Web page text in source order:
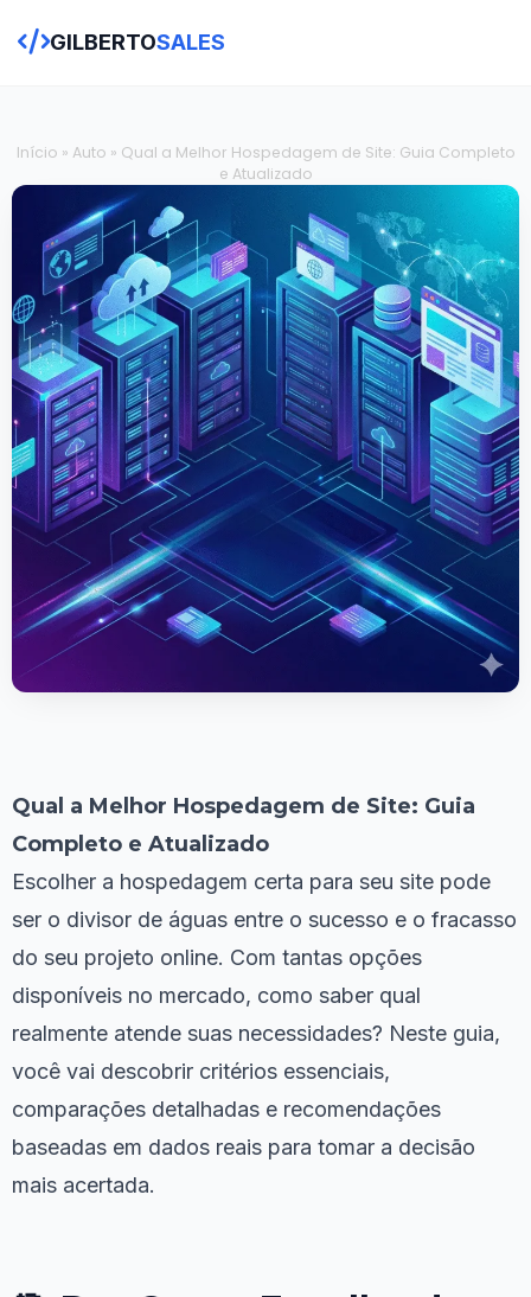
GILBERTOSALES
Início » Auto » Qual a Melhor Hospedagem de Site: Guia Completo
e Atualizado
Qual a Melhor Hospedagem de Site: Guia
Completo e Atualizado
Escolher a hospedagem certa para seu site pode
ser o divisor de águas entre o sucesso e o fracasso
do seu projeto online. Com tantas opções
disponíveis no mercado, como saber qual
realmente atende suas necessidades? Neste guia,
você vai descobrir critérios essenciais,
comparações detalhadas e recomendações
baseadas em dados reais para tomar a decisão
mais acertada.